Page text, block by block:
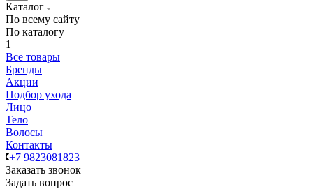
Каталог
По всему сайту
По каталогу
1
Все товары
Бренды
Акции
Подбор ухода
Лицо
Тело
Волосы
Контакты
+7 9823081823
Заказать звонок
Задать вопрос